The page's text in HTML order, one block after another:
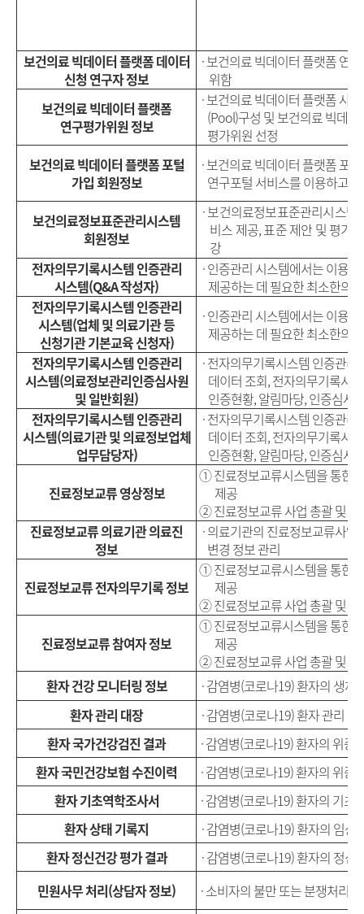
보건의료 빅데이터 플랫폼 데이터
신청 연구자 정보
· 보건의료 빅데이터 플랫폼 연
위함
보건의료 빅데이터 플랫폼
연구평가위원 정보
· 보건의료 빅데이터 플랫폼 사
(Pool)구성 및 보건의료 빅데
평가위원 선정
보건의료 빅데이터 플랫폼 포털
가입 회원정보
· 보건의료 빅데이터 플랫폼 포
연구포털 서비스를 이용하고자
보건의료정보표준관리시스템
회원정보
·보건의료정보표준관리시스템
비스 제공, 표준 제안 및 평가
강
전자의무기록시스템 인증관리
시스템(Q&A작성자)
·인증관리 시스템에서는 이용
제공하는 데 필요한 최소한의
전자의무기록시스템 인증관리
시스템(업체 및 의료기관 등
신청기관 기본교육 신청자)
·인증관리 시스템에서는 이용
제공하는 데 필요한 최소한의
전자의무기록시스템 인증관리
시스템(의료정보관리인증심사원
및 일반회원)
· 전자의무기록시스템 인증관
데이터 조회, 전자의무기록시
인증현황, 알림마당, 인증심사)
전자의무기록시스템 인증관리
시스템(의료기관 및 의료정보업체
업무담당자)
· 전자의무기록시스템 인증관
데이터 조회, 전자의무기록시
인증현황, 알림마당, 인증심사)
진료정보교류 영상정보
① 진료정보교류시스템을 통한
제공
② 진료정보교류 사업 총괄 및 평
진료정보교류 의료기관 의료진
정보
· 의료기관의 진료정보교류사
변경 정보 관리
진료정보교류 전자의무기록 정보
① 진료정보교류시스템을 통한
제공
② 진료정보교류 사업 총괄 및 평
진료정보교류 참여자 정보
① 진료정보교류시스템을 통한
제공
② 진료정보교류 사업 총괄 및 평
환자 건강 모니터링 정보
·감염병(코로나19)환자의 생체
환자 관리 대장
·감염병(코로나19)환자 관리
환자 국가건강검진 결과
·감염병(코로나19)환자의 위중
환자 국민건강보험 수진이력
·감염병(코로나19)환자의 위중
환자 기초역학조사서
·감염병(코로나19)환자의 기초
환자 상태 기록지
·감염병(코로나19)환자의 임상
환자 정신건강 평가 결과
·감염병(코로나19)환자의 정신
민원사무 처리(상담자 정보) ·소비자의 불만 또는 분쟁처리